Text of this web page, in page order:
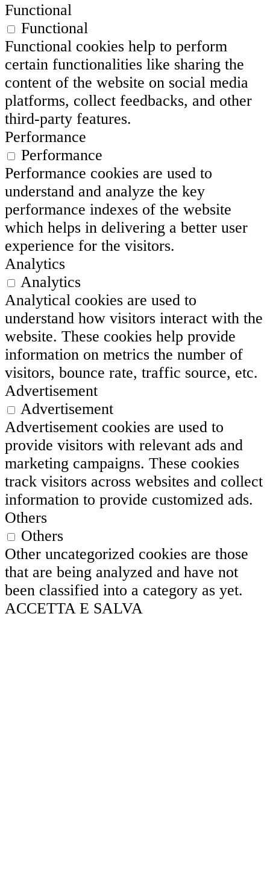
Functional
Functional
Functional cookies help to perform
certain functionalities like sharing the
content of the website on social media
platforms, collect feedbacks, and other
third-party features.
Performance
Performance
Performance cookies are used to
understand and analyze the key
performance indexes of the website
which helps in delivering a better user
experience for the visitors.
Analytics
Analytics
Analytical cookies are used to
understand how visitors interact with the
website. These cookies help provide
information on metrics the number of
visitors, bounce rate, traffic source, etc.
Advertisement
Advertisement
Advertisement cookies are used to
provide visitors with relevant ads and
marketing campaigns. These cookies
track visitors across websites and collect
information to provide customized ads.
Others
Others
Other uncategorized cookies are those
that are being analyzed and have not
been classified into a category as yet.
ACCETTA E SALVA